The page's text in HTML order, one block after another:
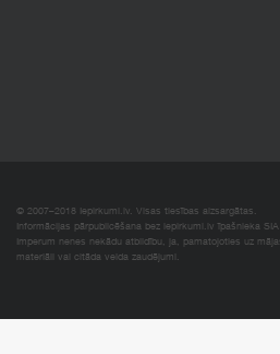
© 2007–2018 Iepirkumi.lv. Visas tiesības aizsargātas.
Informācijas pārpublicēšana bez iepirkumi.lv īpašnieka
Imperum nenes nekādu atbildību, ja, pamatojoties uz
materiāli vai citāda veida zaudējumi.